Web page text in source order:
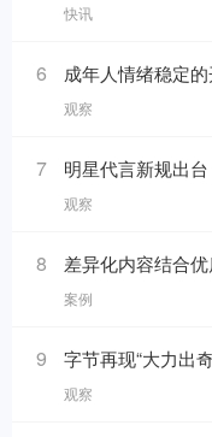
快讯
6 成年人情绪稳定
观察
7 明星代言新规出台，
观察
8 差异化内容结合
案例
9 字节再现“大力出
观察